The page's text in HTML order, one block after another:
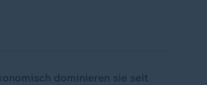
dominieren sie seit